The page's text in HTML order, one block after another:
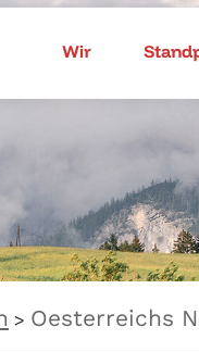
Wir
> Oesterreichs